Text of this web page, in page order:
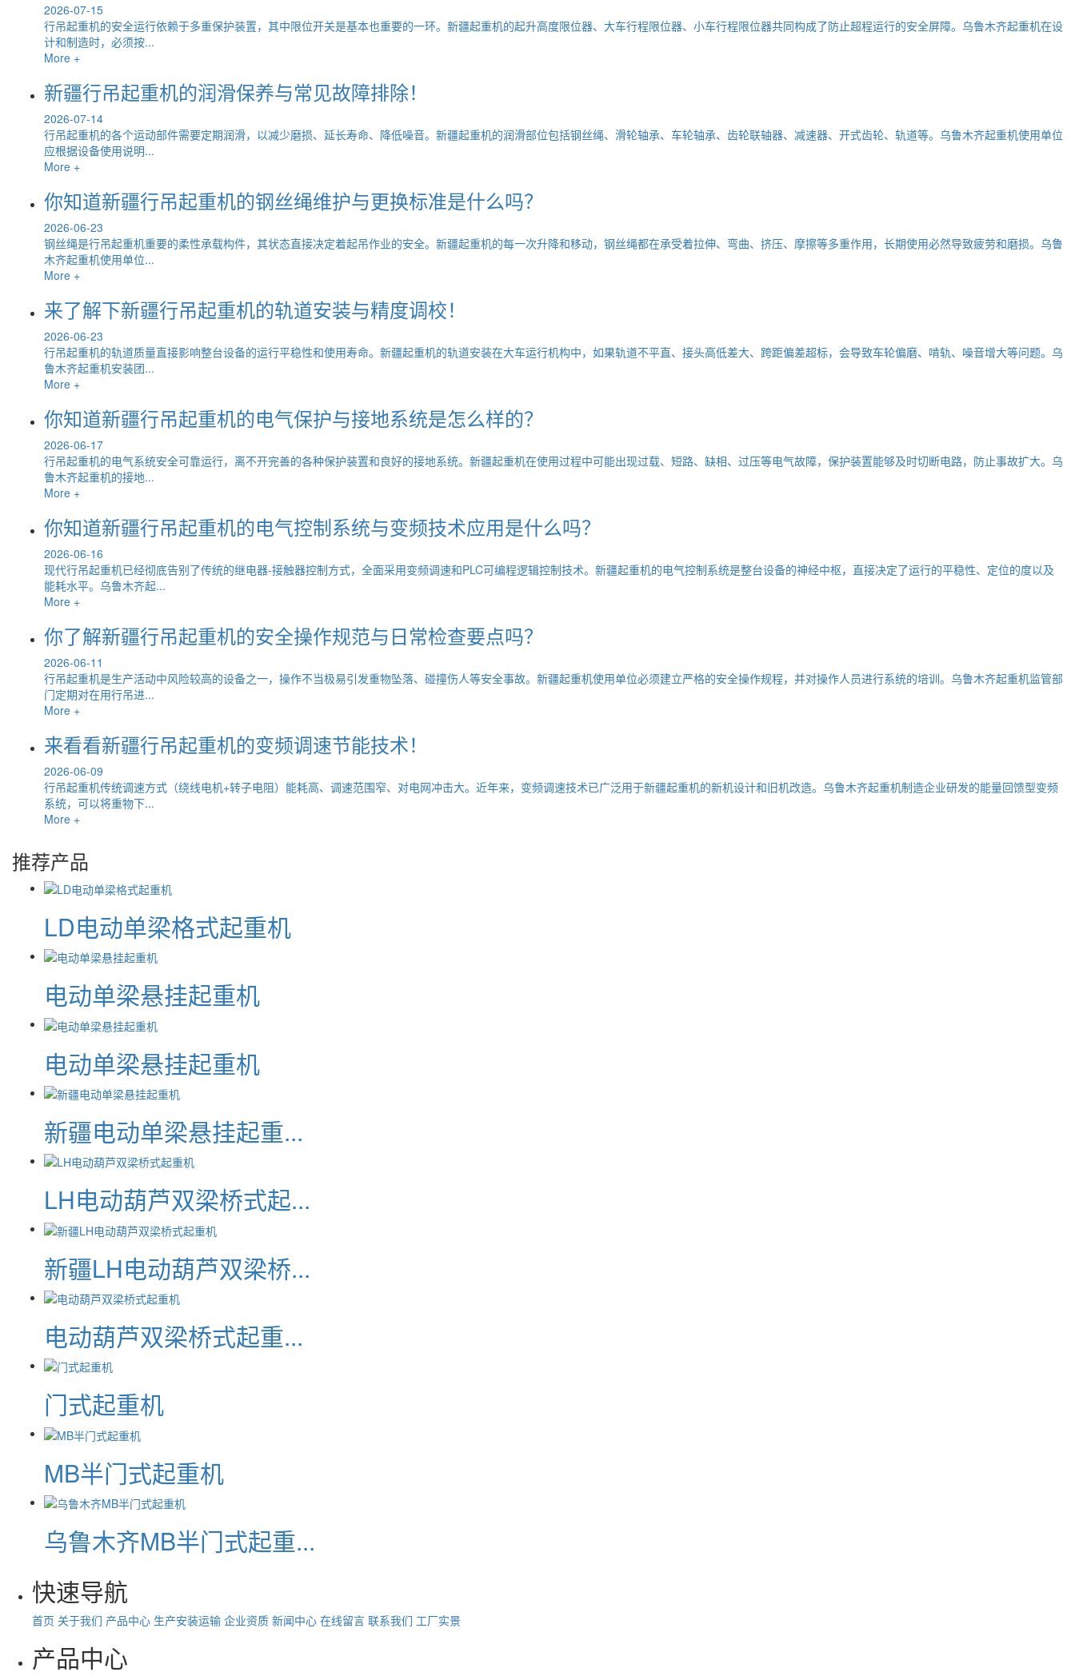
2026-07-15
行吊起重机的安全运行依赖于多重保护装置，其中限位开关是基本也重要的一环。新疆起重机的起升高度限位器、大车行程限位器、小车行程限位器共同构成了防止超程运行的安全屏障。乌鲁木齐起重机在设
计和制造时，必须按...
More +
新疆行吊起重机的润滑保养与常见故障排除！
2026-07-14
行吊起重机的各个运动部件需要定期润滑，以减少磨损、延长寿命、降低噪音。新疆起重机的润滑部位包括钢丝绳、滑轮轴承、车轮轴承、齿轮联轴器、减速器、开式齿轮、轨道等。乌鲁木齐起重机使用单位
应根据设备使用说明...
More +
你知道新疆行吊起重机的钢丝绳维护与更换标准是什么吗？
2026-06-23
钢丝绳是行吊起重机重要的柔性承载构件，其状态直接决定着起吊作业的安全。新疆起重机的每一次升降和移动，钢丝绳都在承受着拉伸、弯曲、挤压、摩擦等多重作用，长期使用必然导致疲劳和磨损。乌鲁
木齐起重机使用单位...
More +
来了解下新疆行吊起重机的轨道安装与精度调校！
2026-06-23
行吊起重机的轨道质量直接影响整台设备的运行平稳性和使用寿命。新疆起重机的轨道安装在大车运行机构中，如果轨道不平直、接头高低差大、跨距偏差超标，会导致车轮偏磨、啃轨、噪音增大等问题。乌
鲁木齐起重机安装团...
More +
你知道新疆行吊起重机的电气保护与接地系统是怎么样的？
2026-06-17
行吊起重机的电气系统安全可靠运行，离不开完善的各种保护装置和良好的接地系统。新疆起重机在使用过程中可能出现过载、短路、缺相、过压等电气故障，保护装置能够及时切断电路，防止事故扩大。乌
鲁木齐起重机的接地...
More +
你知道新疆行吊起重机的电气控制系统与变频技术应用是什么吗？
2026-06-16
现代行吊起重机已经彻底告别了传统的继电器-接触器控制方式，全面采用变频调速和PLC可编程逻辑控制技术。新疆起重机的电气控制系统是整台设备的神经中枢，直接决定了运行的平稳性、定位的度以及
能耗水平。乌鲁木齐起...
More +
你了解新疆行吊起重机的安全操作规范与日常检查要点吗？
2026-06-11
行吊起重机是生产活动中风险较高的设备之一，操作不当极易引发重物坠落、碰撞伤人等安全事故。新疆起重机使用单位必须建立严格的安全操作规程，并对操作人员进行系统的培训。乌鲁木齐起重机监管部
门定期对在用行吊进...
More +
来看看新疆行吊起重机的变频调速节能技术！
2026-06-09
行吊起重机传统调速方式（绕线电机+转子电阻）能耗高、调速范围窄、对电网冲击大。近年来，变频调速技术已广泛用于新疆起重机的新机设计和旧机改造。乌鲁木齐起重机制造企业研发的能量回馈型变频
系统，可以将重物下...
More +
推荐产品
LD电动单梁格式起重机
电动单梁悬挂起重机
电动单梁悬挂起重机
新疆电动单梁悬挂起重...
LH电动葫芦双梁桥式起...
新疆LH电动葫芦双梁桥...
电动葫芦双梁桥式起重...
门式起重机
MB半门式起重机
乌鲁木齐MB半门式起重...
快速导航
首页 关于我们 产品中心 生产安装运输 企业资质 新闻中心 在线留言 联系我们 工厂实景
产品中心